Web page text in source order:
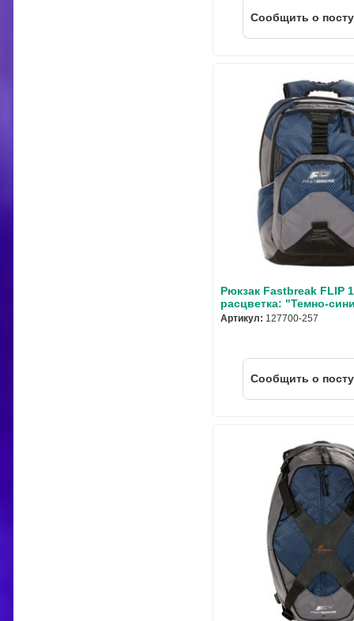
Cообщить о
Рюкзак Fastbreak FLIP
расцветка: "Темно-
Артикул: 127700-257
Cообщить о